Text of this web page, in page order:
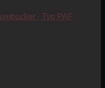
- Typ PAF